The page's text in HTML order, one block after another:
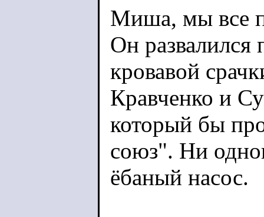
Миша, мы все
Он развалился
кровавой
Кравченко и
который бы
союз". Ни
ёбаный насос.